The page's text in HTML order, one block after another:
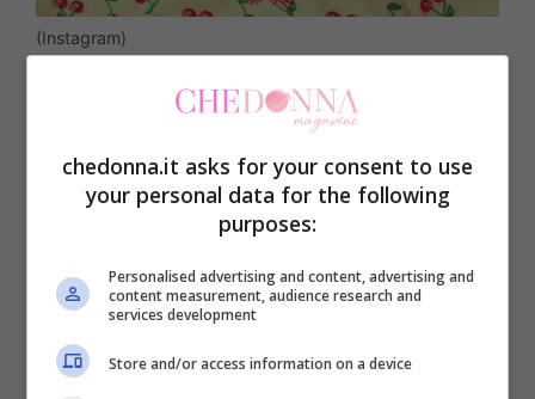
(Instagram)
Ci sono ragazze e giovani donne che
infantili,quelle che avremmo indossato
quando andavamo ancora alle elementari
e che probabilmente ci avrebbe comprato
la nostra mamma.
Scegliere di continuare a indossare un
chedonna.it asks for your consent to use
your personal data for the following
purposes:
Personalised advertising and content, advertising and
content measurement, audience research and
services development
Store and/or access information on a device